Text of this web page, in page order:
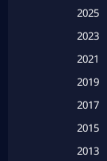
2025
2023
2021
2019
2017
2015
2013